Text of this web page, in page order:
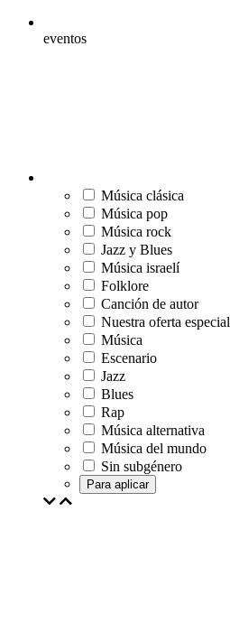
eventos
Música clásica
Música pop
Música rock
Jazz y Blues
Música israelí
Folklore
Canción de autor
Nuestra oferta especial
Música
Escenario
Jazz
Blues
Rap
Música alternativa
Música del mundo
Sin subgénero
Para aplicar